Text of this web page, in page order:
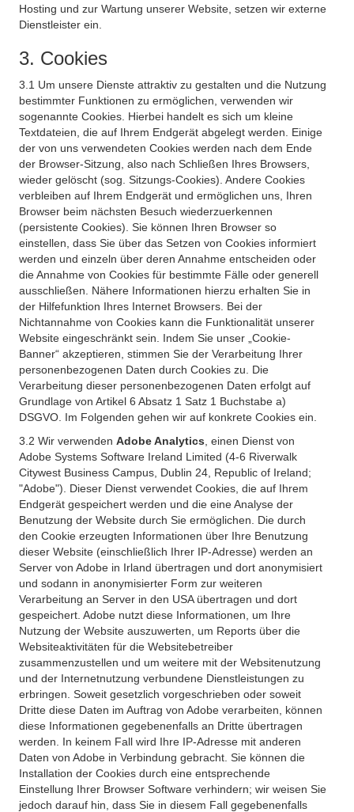
Hosting und zur Wartung unserer Website, setzen wir externe
Dienstleister ein.
3. Cookies
3.1 Um unsere Dienste attraktiv zu gestalten und die Nutzung
bestimmter Funktionen zu ermöglichen, verwenden wir
sogenannte Cookies. Hierbei handelt es sich um kleine
Textdateien, die auf Ihrem Endgerät abgelegt werden. Einige
der von uns verwendeten Cookies werden nach dem Ende
der Browser-Sitzung, also nach Schließen Ihres Browsers,
wieder gelöscht (sog. Sitzungs-Cookies). Andere Cookies
verbleiben auf Ihrem Endgerät und ermöglichen uns, Ihren
Browser beim nächsten Besuch wiederzuerkennen
(persistente Cookies). Sie können Ihren Browser so
einstellen, dass Sie über das Setzen von Cookies informiert
werden und einzeln über deren Annahme entscheiden oder
die Annahme von Cookies für bestimmte Fälle oder generell
ausschließen. Nähere Informationen hierzu erhalten Sie in
der Hilfefunktion Ihres Internet Browsers. Bei der
Nichtannahme von Cookies kann die Funktionalität unserer
Website eingeschränkt sein. Indem Sie unser „Cookie-
Banner“ akzeptieren, stimmen Sie der Verarbeitung Ihrer
personenbezogenen Daten durch Cookies zu. Die
Verarbeitung dieser personenbezogenen Daten erfolgt auf
Grundlage von Artikel 6 Absatz 1 Satz 1 Buchstabe a)
DSGVO. Im Folgenden gehen wir auf konkrete Cookies ein.
3.2 Wir verwenden Adobe Analytics , einen Dienst von
Adobe Systems Software Ireland Limited (4-6 Riverwalk
Citywest Business Campus, Dublin 24, Republic of Ireland;
"Adobe"). Dieser Dienst verwendet Cookies, die auf Ihrem
Endgerät gespeichert werden und die eine Analyse der
Benutzung der Website durch Sie ermöglichen. Die durch
den Cookie erzeugten Informationen über Ihre Benutzung
dieser Website (einschließlich Ihrer IP-Adresse) werden an
Server von Adobe in Irland übertragen und dort anonymisiert
und sodann in anonymisierter Form zur weiteren
Verarbeitung an Server in den USA übertragen und dort
gespeichert. Adobe nutzt diese Informationen, um Ihre
Nutzung der Website auszuwerten, um Reports über die
Websiteaktivitäten für die Websitebetreiber
zusammenzustellen und um weitere mit der Websitenutzung
und der Internetnutzung verbundene Dienstleistungen zu
erbringen. Soweit gesetzlich vorgeschrieben oder soweit
Dritte diese Daten im Auftrag von Adobe verarbeiten, können
diese Informationen gegebenenfalls an Dritte übertragen
werden. In keinem Fall wird Ihre IP-Adresse mit anderen
Daten von Adobe in Verbindung gebracht. Sie können die
Installation der Cookies durch eine entsprechende
Einstellung Ihrer Browser Software verhindern; wir weisen Sie
jedoch darauf hin, dass Sie in diesem Fall gegebenenfalls